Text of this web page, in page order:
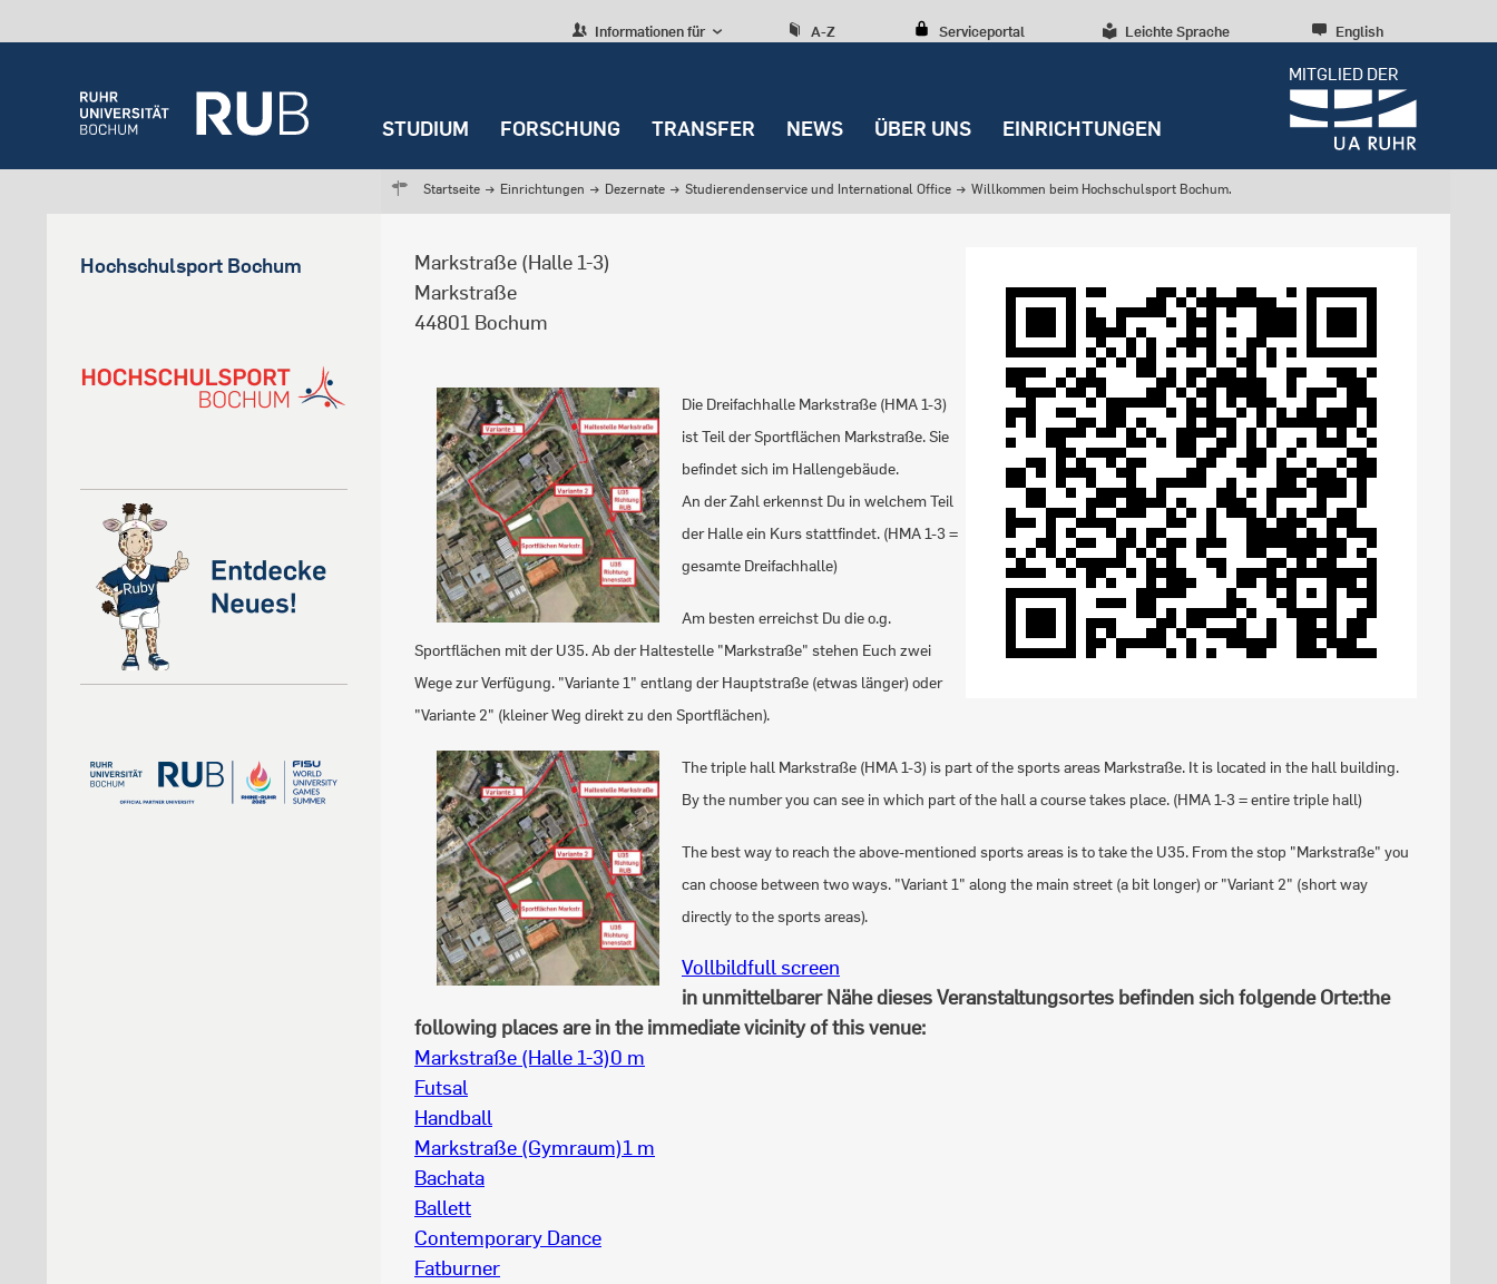
Informationen für A-Z Serviceportal Leichte Sprache English
STUDIUM FORSCHUNG TRANSFER NEWS ÜBER UNS EINRICHTUNGEN
MITGLIED DER
Startseite → Einrichtungen → Dezernate → Studierendenservice und International Office → Willkommen beim Hochschulsport Bochum.
Hochschulsport Bochum
Markstraße (Halle 1-3)
Markstraße
44801 Bochum
Die Dreifachhalle Markstraße (HMA 1-3)
ist Teil der Sportflächen Markstraße. Sie
befindet sich im Hallengebäude.
An der Zahl erkennst Du in welchem Teil
der Halle ein Kurs stattfindet. (HMA 1-3 =
gesamte Dreifachhalle)
Am besten erreichst Du die o.g.
Sportflächen mit der U35. Ab der Haltestelle "Markstraße" stehen Euch zwei
Wege zur Verfügung. "Variante 1" entlang der Hauptstraße (etwas länger) oder
"Variante 2" (kleiner Weg direkt zu den Sportflächen).
The triple hall Markstraße (HMA 1-3) is part of the sports areas Markstraße. It is located in the hall building.
By the number you can see in which part of the hall a course takes place. (HMA 1-3 = entire triple hall)
The best way to reach the above-mentioned sports areas is to take the U35. From the stop "Markstraße" you
can choose between two ways. "Variant 1" along the main street (a bit longer) or "Variant 2" (short way
directly to the sports areas).
Vollbildfull screen
in unmittelbarer Nähe dieses Veranstaltungsortes befinden sich folgende Orte:the
following places are in the immediate vicinity of this venue:
Markstraße (Halle 1-3)0 m
Futsal
Handball
Markstraße (Gymraum)1 m
Bachata
Ballett
Contemporary Dance
Fatburner